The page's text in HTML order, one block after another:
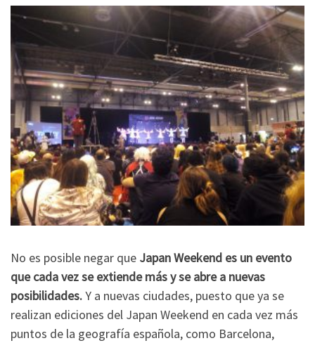
No es posible negar que Japan Weekend es un evento
que cada vez se extiende más y se abre a nuevas
posibilidades.Y a nuevas ciudades, puesto que ya se
realizan ediciones del Japan Weekend en cada vez más
puntos de la geografía española, como Barcelona,